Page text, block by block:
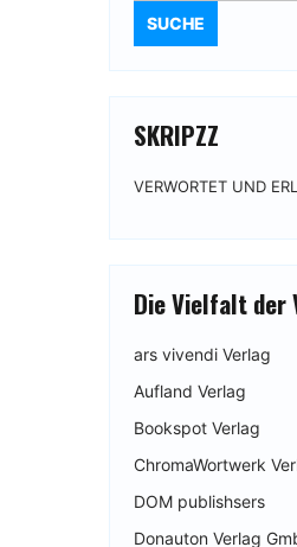
SKRIPZZ
VERWORTET UND
Die Vielfalt der
ars vivendi Verlag
Aufland Verlag
Bookspot Verlag
ChromaWortwerk
DOM publishsers
Donauton Verlag